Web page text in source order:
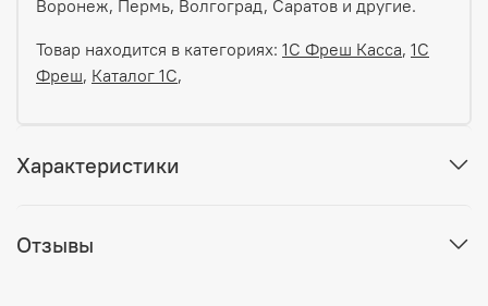
Воронеж, Пермь, Волгоград, Саратов и другие.
Товар находится в категориях: 1С Фреш Касса, 1С
Фреш, Каталог 1С,
Характеристики
Отзывы